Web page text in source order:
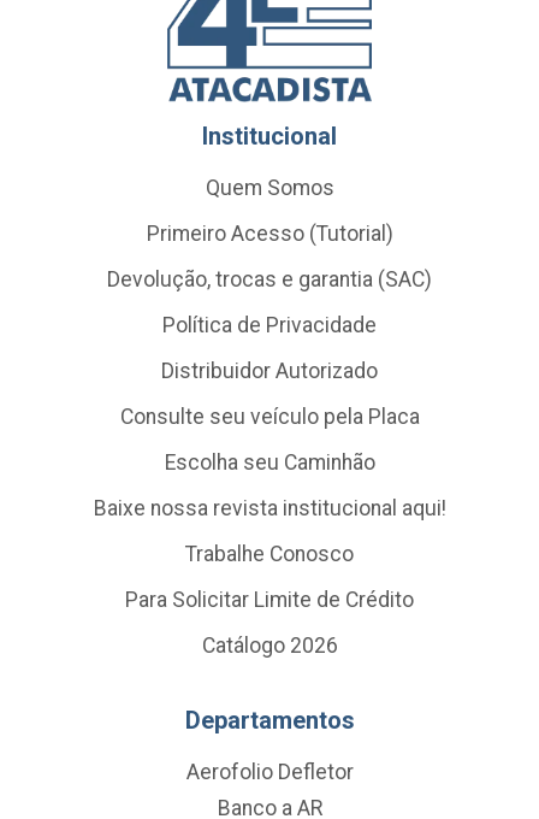
Institucional
Quem Somos
Primeiro Acesso (Tutorial)
Devolução, trocas e garantia (SAC)
Política de Privacidade
Distribuidor Autorizado
Consulte seu veículo pela Placa
Escolha seu Caminhão
Baixe nossa revista institucional aqui!
Trabalhe Conosco
Para Solicitar Limite de Crédito
Catálogo 2026
Departamentos
Aerofolio Defletor
Banco a AR